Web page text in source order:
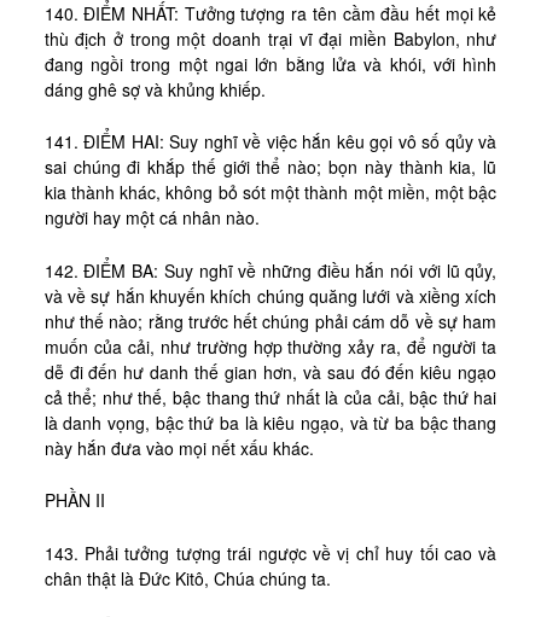
140. ĐIỂM NHẤT: Tưởng tượng ra tên cầm đầu hết mọi kẻ
thù địch ở trong một doanh trại vĩ đại miền Babylon, như
đang ngồi trong một ngai lớn bằng lửa và khói, với hình
dáng ghê sợ và khủng khiếp.
141. ĐIỂM HAI: Suy nghĩ về việc hắn kêu gọi vô số qủy và
sai chúng đi khắp thế giới thể nào; bọn này thành kia, lũ
kia thành khác, không bỏ sót một thành một miền, một bậc
người hay một cá nhân nào.
142. ĐIỂM BA: Suy nghĩ về những điều hắn nói với lũ qủy,
và về sự hắn khuyến khích chúng quăng lưới và xiềng xích
như thế nào; rằng trước hết chúng phải cám dỗ về sự ham
muốn của cải, như trường hợp thường xảy ra, để người ta
dễ đi đến hư danh thế gian hơn, và sau đó đến kiêu ngạo
cả thể; như thế, bậc thang thứ nhất là của cải, bậc thứ hai
là danh vọng, bậc thứ ba là kiêu ngạo, và từ ba bậc thang
này hắn đưa vào mọi nết xấu khác.
PHẦN II
143. Phải tưởng tượng trái ngược về vị chỉ huy tối cao và
chân thật là Đức Kitô, Chúa chúng ta.